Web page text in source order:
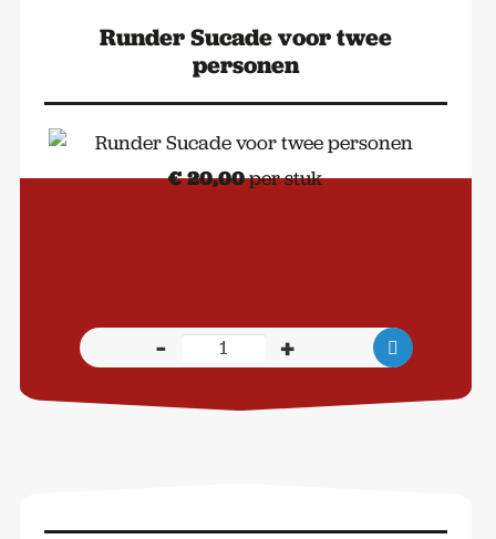
Runder Sucade voor twee
personen
€ 20,00per stuk
-
Runder
Sucade
voor
+